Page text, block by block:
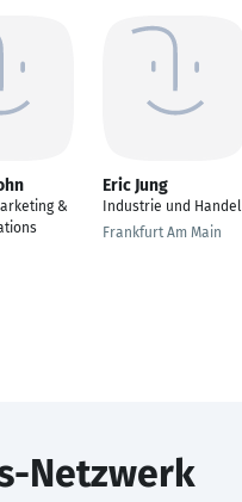
&
Eric Jung
Industrie und Handel
Frankfurt Am Main
Netzwerk